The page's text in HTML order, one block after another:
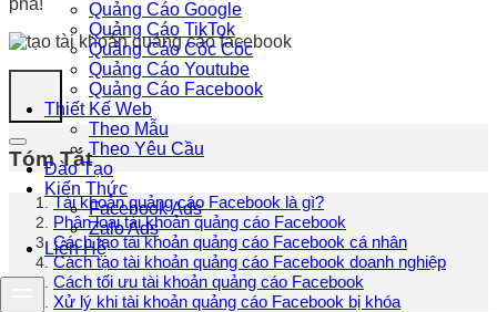
Quảng Cáo Google
Quảng Cáo TikTok
Quảng Cáo Cốc Cốc
Quảng Cáo Youtube
Quảng Cáo Facebook
Thiết Kế Web
Theo Mẫu
Theo Yêu Cầu
Đào Tạo
Kiến Thức
Facebook Ads
Zalo Ads
Liên Hệ
phá!
Tóm Tắt
Tài khoản quảng cáo Facebook là gì?
Phân loại tài khoản quảng cáo Facebook
Cách tạo tài khoản quảng cáo Facebook cá nhân
Cách tạo tài khoản quảng cáo Facebook doanh nghiệp
Cách tối ưu tài khoản quảng cáo Facebook
Xử lý khi tài khoản quảng cáo Facebook bị khóa